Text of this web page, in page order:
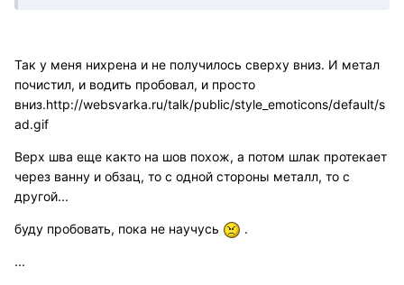
Так у меня нихрена и не получилось сверху вниз. И метал
почистил, и водить пробовал, и просто
вниз.http://websvarka.ru/talk/public/style_emoticons/default/s
ad.gif
Верх шва еще както на шов похож, а потом шлак протекает
через ванну и обзац, то с одной стороны металл, то с
другой...
буду пробовать, пока не научусь .
...